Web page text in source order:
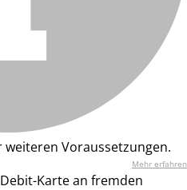
Voraussetzungen.
Mehr erfahren
Karte an fremden